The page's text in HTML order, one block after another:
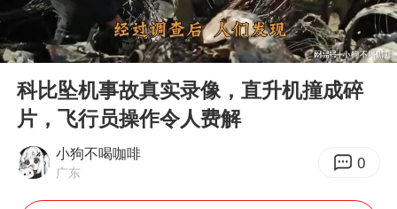
上门女婿出轨女邻居多年被判重婚罪
《披荆斩棘2026》阵容官宣
王艺迪无缘横滨赛决赛
2025年小学教师减少13.19万
Play
00:00 07:26
科比坠机事故真实录像，直升机撞成碎
片，飞行员操作令人费解
小狗不喝咖啡
广东 0